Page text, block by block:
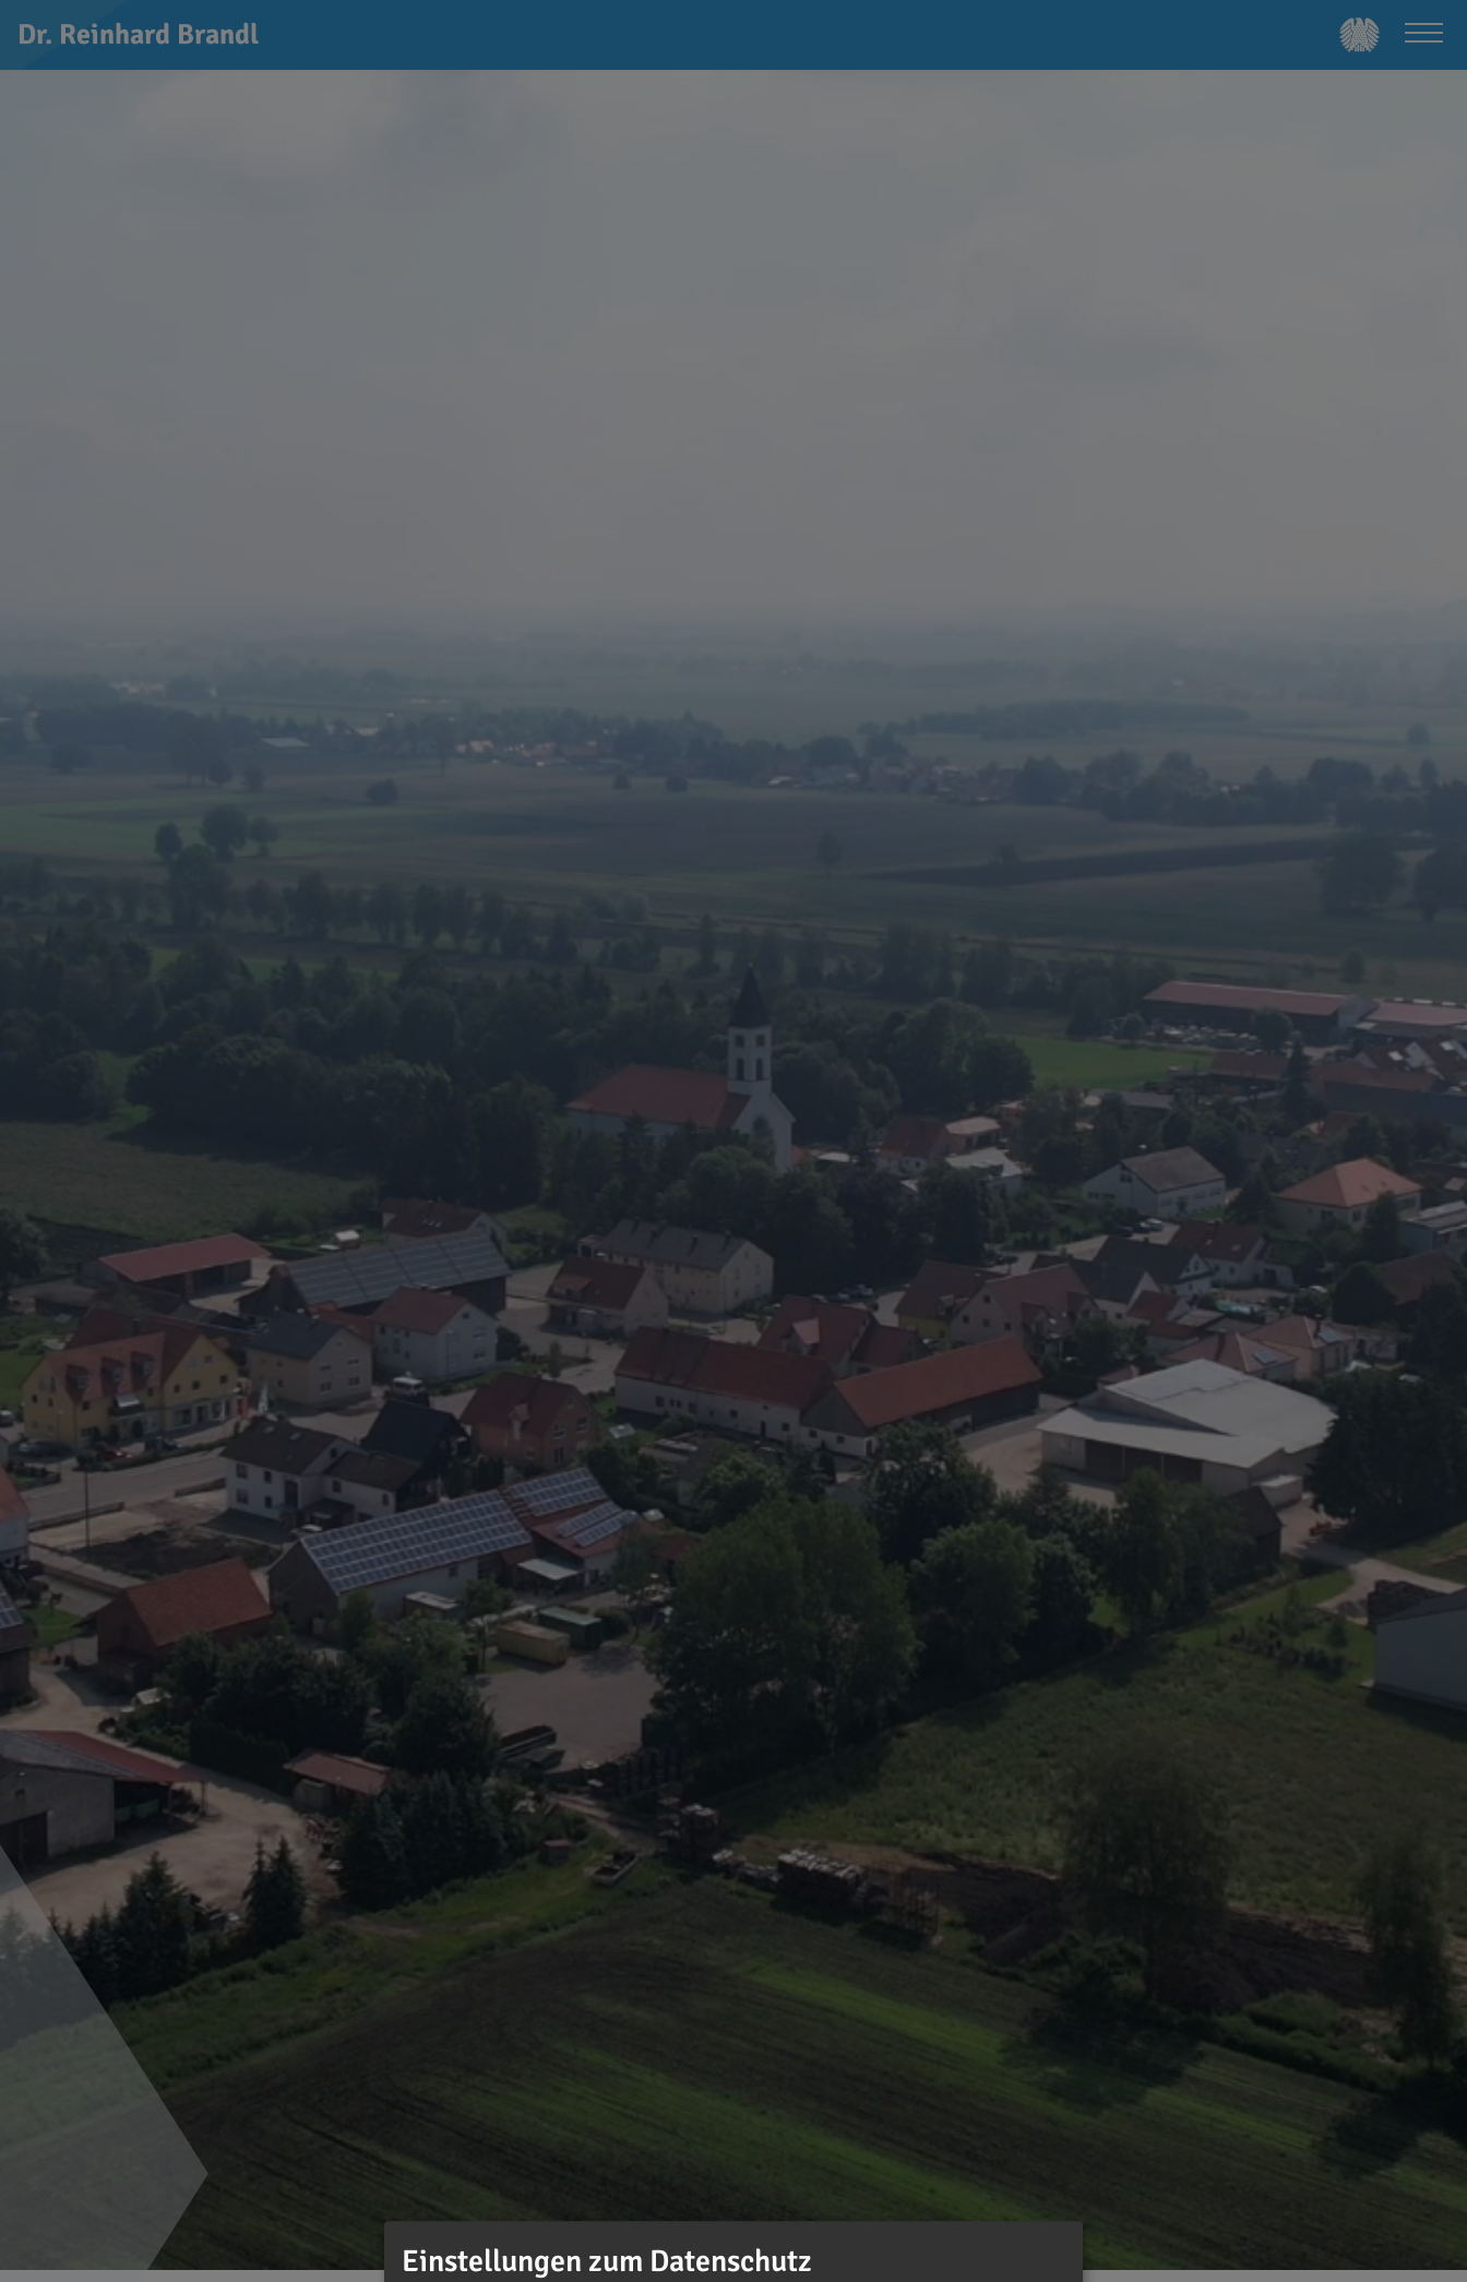
Dr. Reinhard Brandl
Einstellungen zum Datenschutz